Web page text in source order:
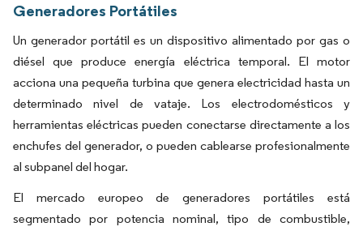
Generadores Portátiles
Un generador portátil es un dispositivo alimentado por gas o
diésel que produce energía eléctrica temporal. El motor
acciona una pequeña turbina que genera electricidad hasta un
determinado nivel de vataje. Los electrodomésticos y
herramientas eléctricas pueden conectarse directamente a los
enchufes del generador, o pueden cablearse profesionalmente
al subpanel del hogar.
El mercado europeo de generadores portátiles está
segmentado por potencia nominal, tipo de combustible,